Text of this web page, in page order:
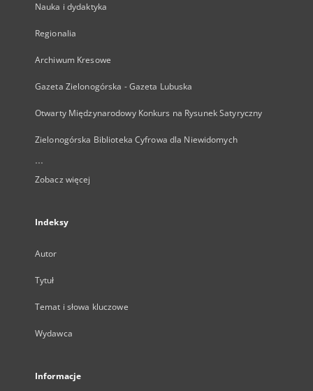
Nauka i dydaktyka
Regionalia
Archiwum Kresowe
Gazeta Zielonogórska - Gazeta Lubuska
Otwarty Międzynarodowy Konkurs na Rysunek Satyryczny
Zielonogórska Biblioteka Cyfrowa dla Niewidomych
...
Zobacz więcej
Indeksy
Autor
Tytuł
Temat i słowa kluczowe
Wydawca
Informacje